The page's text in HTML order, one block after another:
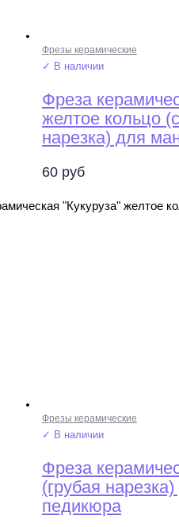
Фрезы керамические
✓ В наличии
Фреза
желтое кольцо
нарезка) для
60 руб
"Кукуруза" желтое
Фрезы керамические
✓ В наличии
Фреза
(грубая
педикюра